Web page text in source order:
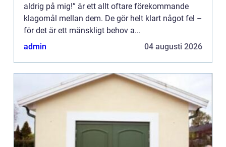
aldrig på mig!” är ett allt oftare förekommande
klagomål mellan dem. De gör helt klart något fel –
för det är ett mänskligt behov a...
admin
04 augusti 2026